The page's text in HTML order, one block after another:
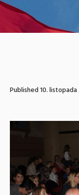
Published10. listopada